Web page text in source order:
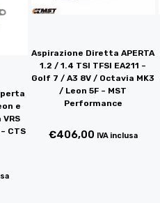
e
CTS
Aspirazione Diretta APERTA
1.2 / 1.4 TSI TFSI EA211 –
Golf 7 / A3 8V / Octavia MK3
/ Leon 5F – MST
Performance
€406,00 IVA inclusa